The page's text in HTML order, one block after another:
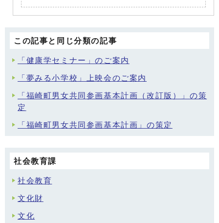
この記事と同じ分類の記事
「健康学セミナー」のご案内
「夢みる小学校」上映会のご案内
「福崎町男女共同参画基本計画（改訂版）」の策
定
「福崎町男女共同参画基本計画」の策定
社会教育課
社会教育
文化財
文化